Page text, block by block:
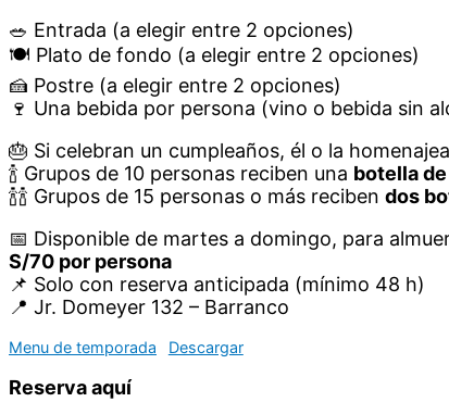
🥗 Entrada (a elegir entre 2 opciones)
🍽 Plato de fondo (a elegir entre 2 opciones)
🍰 Postre (a elegir entre 2 opciones)
🍷 Una bebida por persona (vino o bebida sin
🎂 Si celebran un cumpleaños, él o la
🍾 Grupos de 10 personas reciben una botella
🍾🍾 Grupos de 15 personas o más reciben dos
📅 Disponible de martes a domingo, para
S/70 por persona
📌 Solo con reserva anticipada (mínimo 48 h)
📍 Jr. Domeyer 132 – Barranco
Menu de temporada Descargar
Reserva aquí